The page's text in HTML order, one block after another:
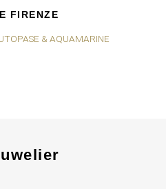
FIRENZE
& AQUAMARINE